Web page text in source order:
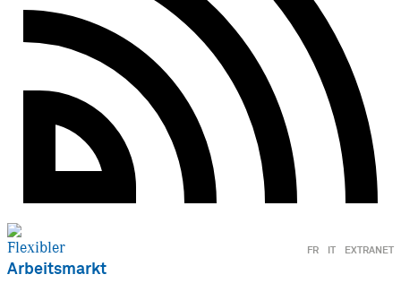
EXTRANET
FR IT
Flexibler
Arbeitsmarkt